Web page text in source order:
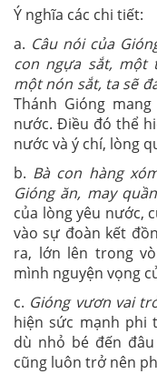
Ý nghĩa các chi tiết:
a. Câu nói của
con ngựa sắt, một
một nón sắt, ta sẽ
Thánh Gióng
nước. Điều đó thể
nước và ý chí, lòng
b. Bà con hàng
Gióng ăn, may
của lòng yêu nước,
vào sự đoàn kết
ra, lớn lên trong
mình nguyện vọng
c. Gióng vươn vai
hiện sức mạnh phi
dù nhỏ bé đến
cũng luôn trở nên